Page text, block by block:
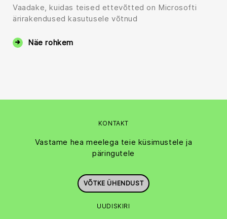
Vaadake, kuidas teised ettevõtted on Microsofti
ärirakendused kasutusele võtnud
Näe rohkem
KONTAKT
Vastame hea meelega teie küsimustele ja
päringutele
VÕTKE ÜHENDUST
UUDISKIRI